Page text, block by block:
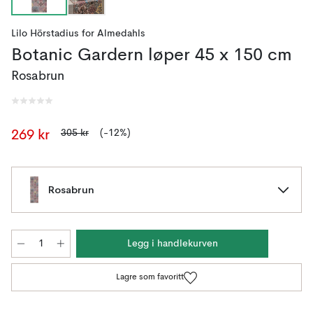
Lilo Hörstadius for Almedahls
Botanic Gardern løper 45 x 150 cm
Rosabrun
269 kr 305 kr (-12%)
Rosabrun
Legg i handlekurven
Lagre som favoritt